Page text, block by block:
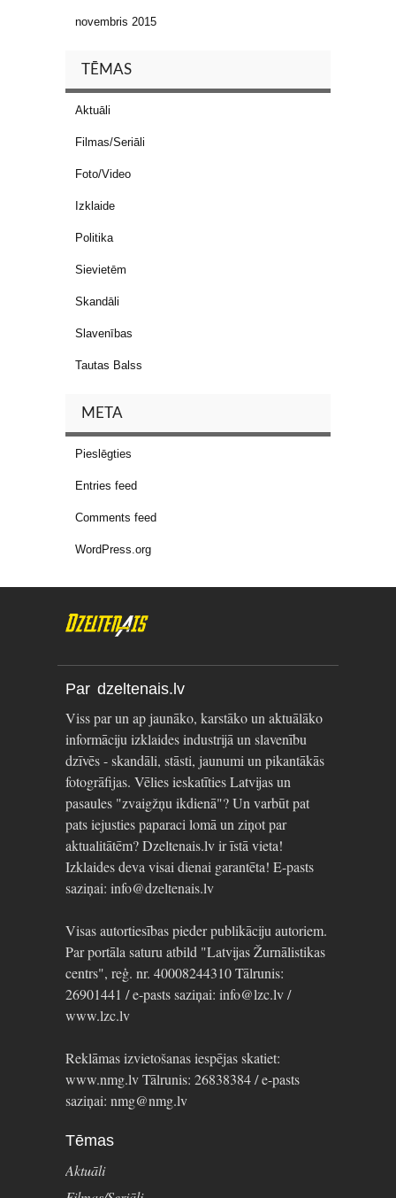
novembris 2015
TĒMAS
Aktuāli
Filmas/Seriāli
Foto/Video
Izklaide
Politika
Sievietēm
Skandāli
Slavenības
Tautas Balss
META
Pieslēgties
Entries feed
Comments feed
WordPress.org
Par dzeltenais.lv
Viss par un ap jaunāko, karstāko un aktuālāko
informāciju izklaides industrijā un slavenību
dzīvēs - skandāli, stāsti, jaunumi un pikantākās
fotogrāfijas. Vēlies ieskatīties Latvijas un
pasaules "zvaigžņu ikdienā"? Un varbūt pat
pats iejusties paparaci lomā un ziņot par
aktualitātēm? Dzeltenais.lv ir īstā vieta!
Izklaides deva visai dienai garantēta! E-pasts
saziņai: info@dzeltenais.lv
Visas autortiesības pieder publikāciju autoriem.
Par portāla saturu atbild "Latvijas Žurnālistikas
centrs", reģ. nr. 40008244310 Tālrunis:
26901441 / e-pasts saziņai: info@lzc.lv /
www.lzc.lv
Reklāmas izvietošanas iespējas skatiet:
www.nmg.lv Tālrunis: 26838384 / e-pasts
saziņai: nmg@nmg.lv
Tēmas
Aktuāli